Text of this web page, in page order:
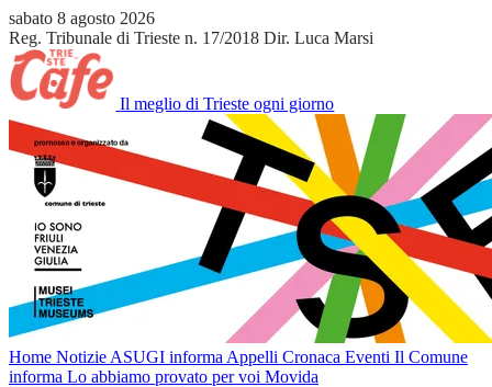
sabato 8 agosto 2026
Reg. Tribunale di Trieste n. 17/2018 Dir. Luca Marsi
Il meglio di Trieste ogni giorno
Home Notizie ASUGI informa Appelli Cronaca Eventi Il Comune
informa Lo abbiamo provato per voi Movida